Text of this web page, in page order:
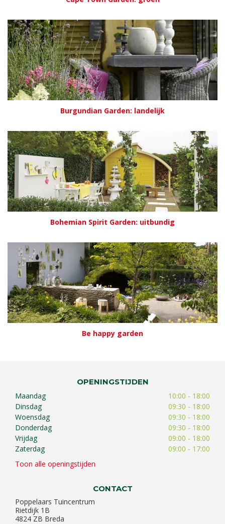
Burgundian Garden: landelijk
Bohemian Spirit Garden: uitbundig
Be happy garden
OPENINGSTIJDEN
Maandag
10:00 - 18:00
Dinsdag
09:30 - 18:00
Woensdag
09:30 - 18:00
Donderdag
09:30 - 18:00
Vrijdag
09:00 - 18:00
Zaterdag
09:00 - 17:00
Toon alle openingstijden
CONTACT
Poppelaars Tuincentrum
Rietdijk 1B
4824 ZB Breda